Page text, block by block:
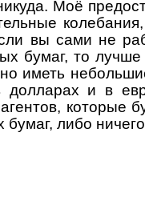
Моё
вы сами не
бумаг, то лучше
иметь
долларах и в
которые
либо